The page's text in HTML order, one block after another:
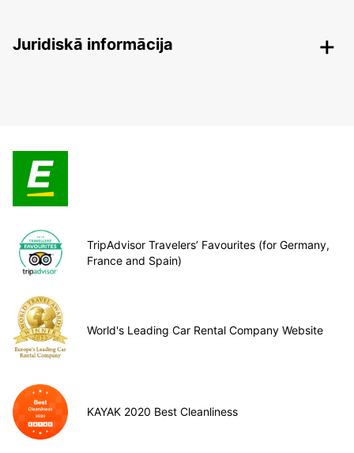
Juridiskā informācija
TripAdvisor Travelers’ Favourites (for Germany,
France and Spain)
World's Leading Car Rental Company Website
KAYAK 2020 Best Cleanliness